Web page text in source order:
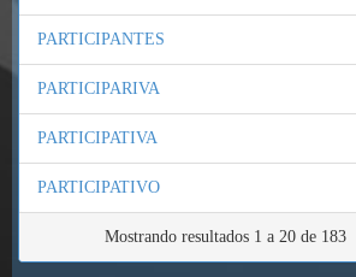
PARTICIPANTES
PARTICIPARIVA
PARTICIPATIVA
PARTICIPATIVO
Mostrando resultados 1 a 20 de 183